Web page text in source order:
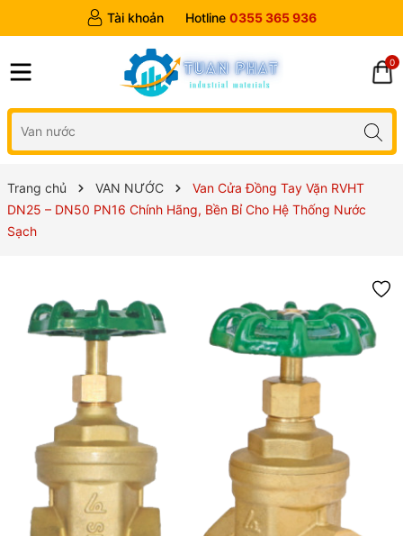
Tài khoản Hotline 0355 365 936
0
Trang chủ VAN NƯỚC
Van Cửa Đồng Tay Vặn RVHT
DN25 – DN50 PN16 Chính Hãng, Bền Bỉ Cho Hệ Thống Nước
Sạch